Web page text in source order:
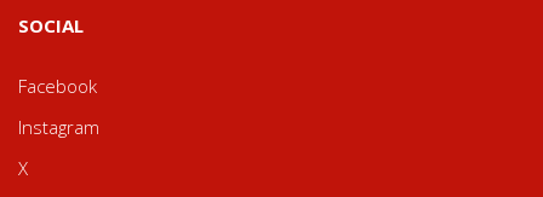
SOCIAL
Facebook
Instagram
X